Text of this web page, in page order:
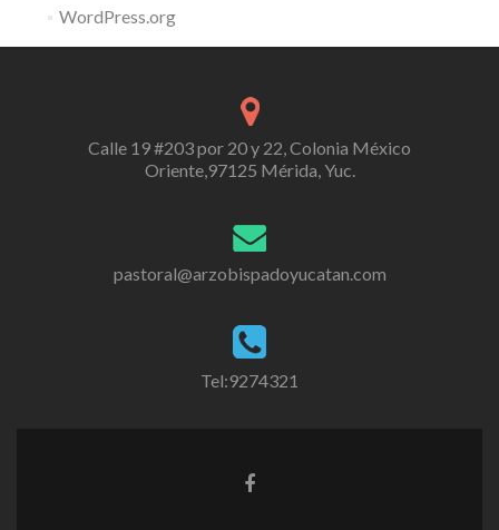
WordPress.org
Calle 19 #203 por 20 y 22, Colonia México
Oriente,97125 Mérida, Yuc.
pastoral@arzobispadoyucatan.com
Tel:9274321